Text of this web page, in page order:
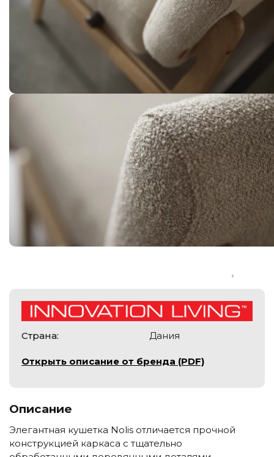
Страна: Дания
Открыть описание от бренда (PDF)
Описание
Элегантная кушетка Nolis отличается прочной
конструкцией каркаса стщательно